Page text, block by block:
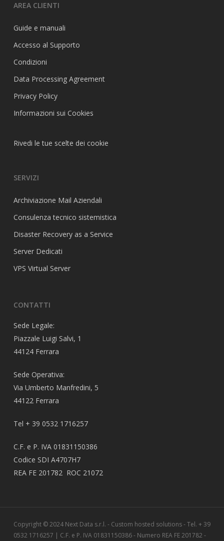
AREA CLIENTI
Guide e manuali
Accesso al Supporto
Condizioni
Data Processing Agreement
Privacy Policy
Informazioni sui Cookies
Rivedi le tue scelte dei cookie
SERVIZI
Archiviazione Mail Aziendali
Consulenza tecnico sistemistica
Disaster Recovery as a Service
Server Dedicati
VPS Virtual Server
CONTATTI
Sede Legale:
Piazzale Luigi Salvi, 1
44124 Ferrara
Sede Operativa:
Via Umberto Manfredini, 5
44122 Ferrara
Tel + 39 0532 1716257
C.F. e P. IVA 01831150386
Codice SDI A4707H7
REA FE 201782 ROC 21072
Copyright © 2024 Next Data s.r.l. - Custom hosted solutions - Tel. + 39
0532 1716257 | C.F. e P. IVA 01831150386 - Numero REA FE 201782 -